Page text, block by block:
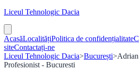
Liceul Tehnologic Dacia
AcasăLocalitățiPolitica de confidențialitate
siteContactați-ne
Liceul Tehnologic Dacia>București>
Profesionist - Bucuresti